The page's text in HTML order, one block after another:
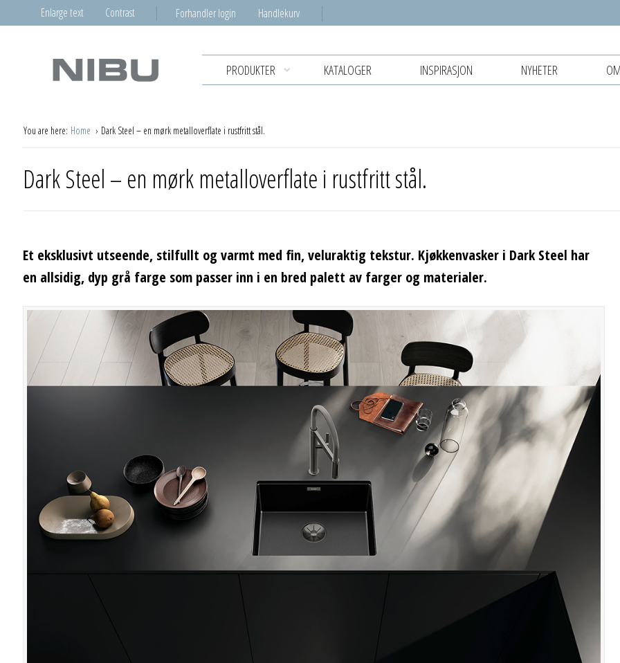
Enlarge text Contrast Forhandler login Handlekurv
PRODUKTER KATALOGER INSPIRASJON NYHETER
You are here: Home Dark Steel – en mørk metalloverflate i rustfritt stål.
Dark Steel – en mørk metalloverflate i rustfritt stål.
Et eksklusivt utseende, stilfullt og varmt med fin, veluraktig tekstur. Kjøkkenvasker i Dark Steel har
en allsidig, dyp grå farge som passer inn i en bred palett av farger og materialer.